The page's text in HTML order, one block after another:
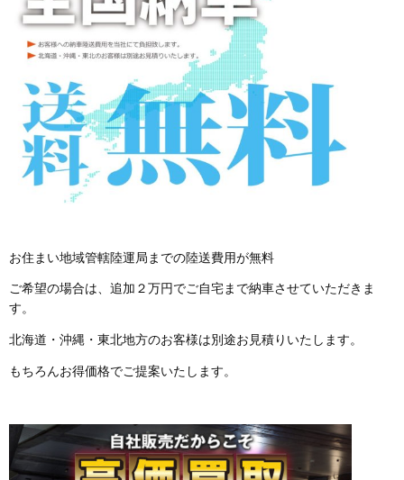
お住まい地域管轄陸運局までの陸送費用が無料
ご希望の場合は、追加２万円でご自宅まで納車させていただきま
す。
北海道・沖縄・東北地方のお客様は別途お見積りいたします。
もちろんお得価格でご提案いたします。